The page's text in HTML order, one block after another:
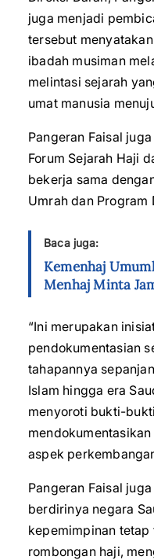
juga menjadi
tersebut
ibadah musiman
melintasi sejarah
umat manusia
Pangeran Faisal
Forum Sejarah Haji
bekerja sama
Umrah dan Program
Baca juga:
Kemenhaj
Menhaj Minta
“Ini merupakan
pendokumentasian
tahapannya
Islam hingga era
menyoroti bukti-
aspek
Pangeran Faisal
berdirinya negara
kepemimpinan
rombongan haji,